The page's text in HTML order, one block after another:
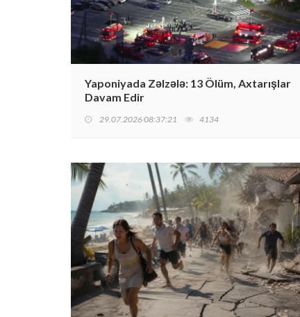
Yaponiyada Zəlzələ: 13 Ölüm, Axtarışlar
Davam Edir
29.07.2026 08:37:21 4134